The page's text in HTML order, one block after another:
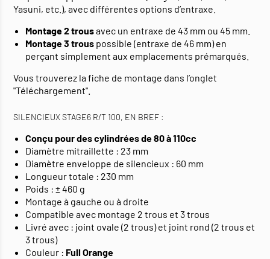
Yasuni, etc.), avec différentes options d’entraxe.
Montage 2 trousavec un entraxe de 43 mm ou 45 mm.
Montage 3 trous possible (entraxe de 46 mm) en
perçant simplement aux emplacements prémarqués.
Vous trouverez la fiche de montage dans l’onglet
"Téléchargement".
SILENCIEUX STAGE6 R/T 100, EN BREF :
Conçu pour des cylindrées de 80 à 110cc
Diamètre mitraillette : 23 mm
Diamètre enveloppe de silencieux : 60 mm
Longueur totale : 230 mm
Poids : ± 460 g
Montage à gauche ou à droite
Compatible avec montage 2 trous et 3 trous
Livré avec : joint ovale (2 trous) et joint rond (2 trous et
3 trous)
Couleur : Full Orange